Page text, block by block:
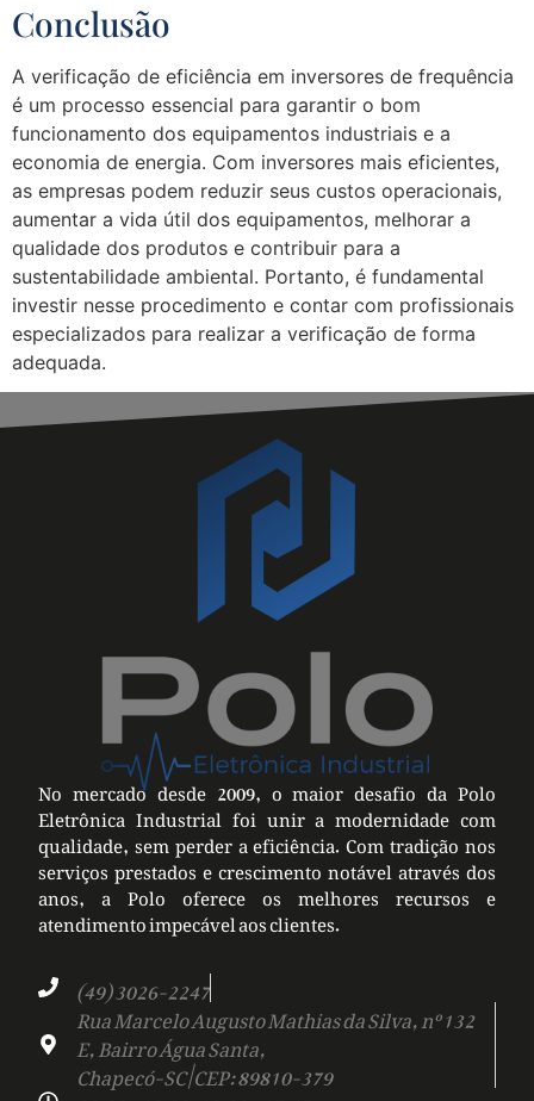
Conclusão
A verificação de eficiência em inversores de frequência
é um processo essencial para garantir o bom
funcionamento dos equipamentos industriais e a
economia de energia. Com inversores mais eficientes,
as empresas podem reduzir seus custos operacionais,
aumentar a vida útil dos equipamentos, melhorar a
qualidade dos produtos e contribuir para a
sustentabilidade ambiental. Portanto, é fundamental
investir nesse procedimento e contar com profissionais
especializados para realizar a verificação de forma
adequada.
No mercado desde 2009, o maior desafio da Polo
Eletrônica Industrial foi unir a modernidade com
qualidade, sem perder a eficiência. Com tradição nos
serviços prestados e crescimento notável através dos
anos, a Polo oferece os melhores recursos e
atendimento impecável aos clientes.
(49) 3026-2247
Rua Marcelo Augusto Mathias da Silva, nº 132
E, Bairro Água Santa,
Chapecó-SC | CEP: 89810-379